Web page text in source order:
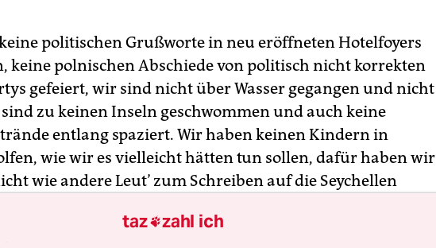
politischen Grußworte in neu eröffneten Hotelfoyers
keine polnischen Abschiede von politisch nicht korrekten
gefeiert, wir sind nicht über Wasser gegangen und nicht
zu keinen Inseln geschwommen und auch keine
entlang spaziert. Wir haben keinen Kindern in
wie wir es vielleicht hätten tun sollen, dafür haben wir
wie andere Leut’ zum Schreiben auf die Seychellen
sie Mundgeruch hatte.
taz zahl ich